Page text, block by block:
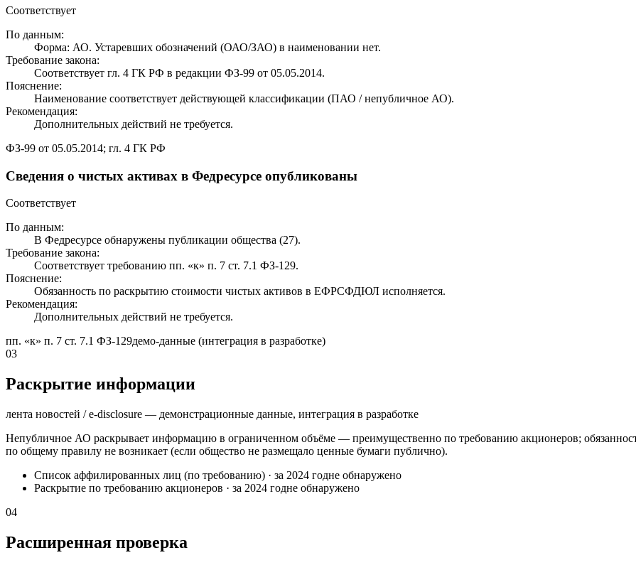
Соответствует
По данным:
Форма: АО. Устаревших обозначений (ОАО/ЗАО) в наименовании нет.
Требование закона:
Соответствует гл. 4 ГК РФ в редакции ФЗ-99 от 05.05.2014.
Пояснение:
Наименование соответствует действующей классификации (ПАО / непубличное АО).
Рекомендация:
Дополнительных действий не требуется.
ФЗ-99 от 05.05.2014; гл. 4 ГК РФ
Сведения о чистых активах в Федресурсе опубликованы
Соответствует
По данным:
В Федресурсе обнаружены публикации общества (27).
Требование закона:
Соответствует требованию пп. «к» п. 7 ст. 7.1 ФЗ-129.
Пояснение:
Обязанность по раскрытию стоимости чистых активов в ЕФРСФДЮЛ исполняется.
Рекомендация:
Дополнительных действий не требуется.
пп. «к» п. 7 ст. 7.1 ФЗ-129демо-данные (интеграция в разработке)
03
Раскрытие информации
лента новостей / e-disclosure — демонстрационные данные, интеграция в разработке
Непубличное АО раскрывает информацию в ограниченном объёме — преимущественно по требованию акционеров;
по общему правилу не возникает (если общество не размещало ценные бумаги публично).
Список аффилированных лиц (по требованию) · за 2024 годне обнаружено
Раскрытие по требованию акционеров · за 2024 годне обнаружено
04
Расширенная проверка